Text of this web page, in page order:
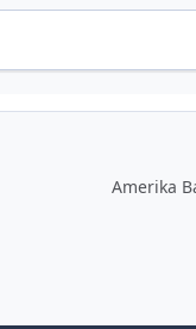
Amerika